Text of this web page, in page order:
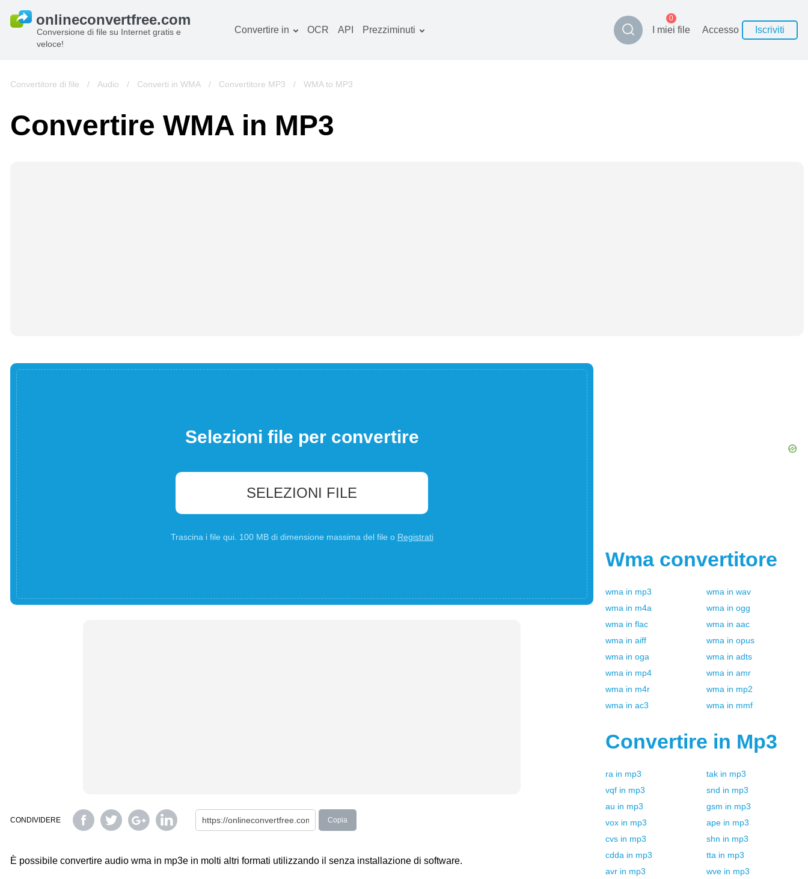
Conversione di file su Internet gratis e
veloce!
Convertire in
Immagine convertitore
Libri convertitore
OCR API Prezziminuti I miei file
0
Accesso Iscriviti
Convertitore di file / Audio / Converti in WMA / Convertitore MP3 / WMA to MP3
Convertire WMA in MP3
Selezioni file per convertire
SELEZIONI FILE
Trascina i file qui. 100 MB di dimensione massima del file o Registrati
CONDIVIDERE Copia
È possibile convertire audio wma in mp3e in molti altri formati utilizzando il senza installazione di software.
Wma convertitore
wma in mp3 wma in wav
wma in m4a wma in ogg
wma in flac wma in aac
wma in aiff wma in opus
wma in oga wma in adts
wma in mp4 wma in amr
wma in m4r wma in mp2
wma in ac3 wma in mmf
Convertire in Mp3
ra in mp3 tak in mp3
vqf in mp3 snd in mp3
au in mp3 gsm in mp3
vox in mp3 ape in mp3
cvs in mp3 shn in mp3
cdda in mp3 tta in mp3
avr in mp3 wve in mp3